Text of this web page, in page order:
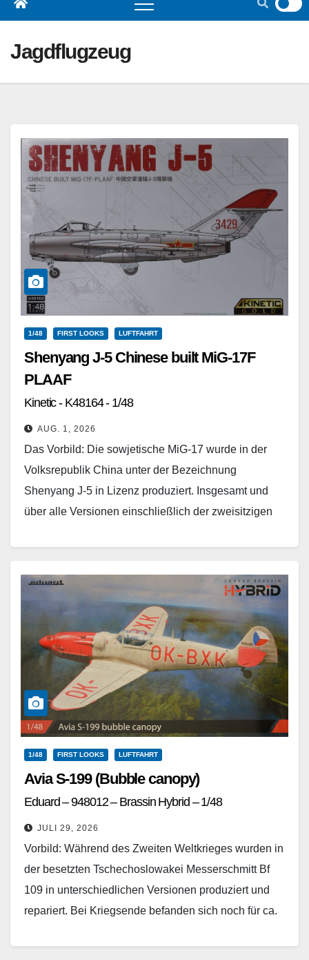
Jagdflugzeug
1/48 FIRST LOOKS LUFTFAHRT
Shenyang J-5 Chinese built MiG-17F
PLAAF
Kinetic - K48164 - 1/48
AUG. 1, 2026
Das Vorbild: Die sowjetische MiG-17 wurde in der
Volksrepublik China unter der Bezeichnung
Shenyang J-5 in Lizenz produziert. Insgesamt und
über alle Versionen einschließlich der zweisitzigen
1/48 FIRST LOOKS LUFTFAHRT
Avia S-199 (Bubble canopy)
Eduard – 948012 – Brassin Hybrid – 1/48
JULI 29, 2026
Vorbild: Während des Zweiten Weltkrieges wurden in
der besetzten Tschechoslowakei Messerschmitt Bf
109 in unterschiedlichen Versionen produziert und
repariert. Bei Kriegsende befanden sich noch für ca.